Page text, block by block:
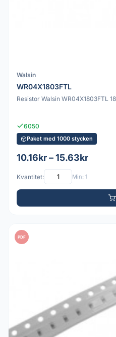
Walsin
WR04X1803FTL
Resistor Walsin WR04X1803FTL
6050
Paket med 1000 stycken
10.16kr – 15.63kr
Kvantitet: Min: 1
PDF